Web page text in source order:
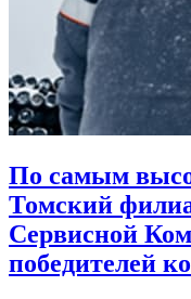
По самым
Томский
Сервисной
победителей